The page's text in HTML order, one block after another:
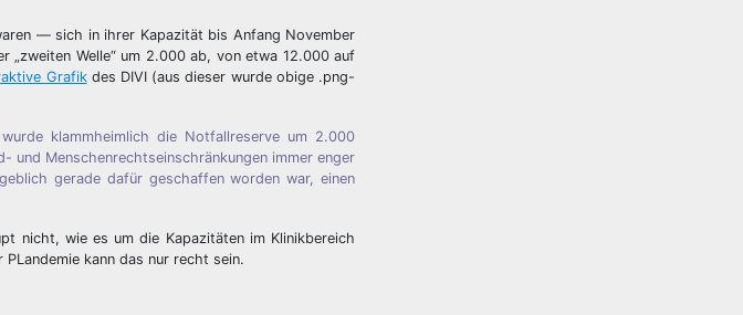
— sich in ihrer Kapazität bis Anfang November
„zweiten Welle“ um 2.000 ab, von etwa 12.000 auf
Grafikdes DIVI (aus dieser wurde obige .png-
klammheimlich die Notfallreserve um 2.000
und Menschenrechtseinschränkungen immer enger
gerade dafür geschaffen worden war, einen
nicht, wie es um die Kapazitäten im Klinikbereich
kann das nur recht sein.